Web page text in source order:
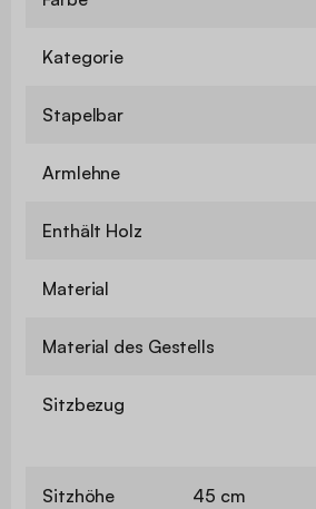
Kategorie
Stapelbar
Armlehne
Enthält Holz
Material
Material des Gestells
Sitzbezug
Sitzhöhe 45 cm